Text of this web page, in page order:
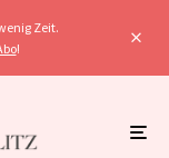
Zeit.
!